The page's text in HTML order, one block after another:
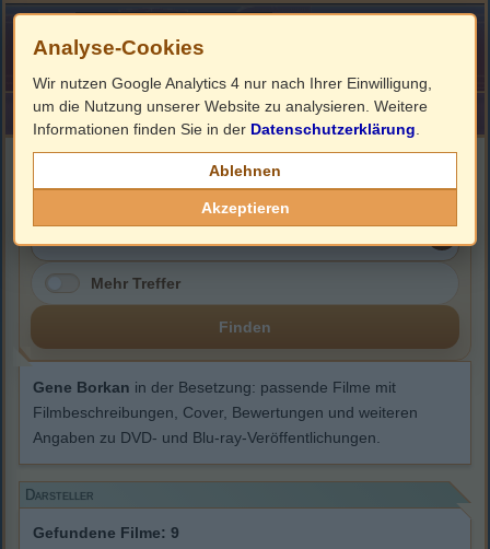
HOME ImpressumLinks
Gene Borkan
Mehr Treffer
Finden
Gene Borkan in der Besetzung: passende Filme mit
Filmbeschreibungen, Cover, Bewertungen und weiteren
Angaben zu DVD- und Blu-ray-Veröffentlichungen.
Darsteller
Gefundene Filme: 9
Analyse-Cookies
Wir nutzen Google Analytics 4 nur nach Ihrer Einwilligung,
um die Nutzung unserer Website zu analysieren. Weitere
Informationen finden Sie in der Datenschutzerklärung
Ablehnen
Akzeptieren